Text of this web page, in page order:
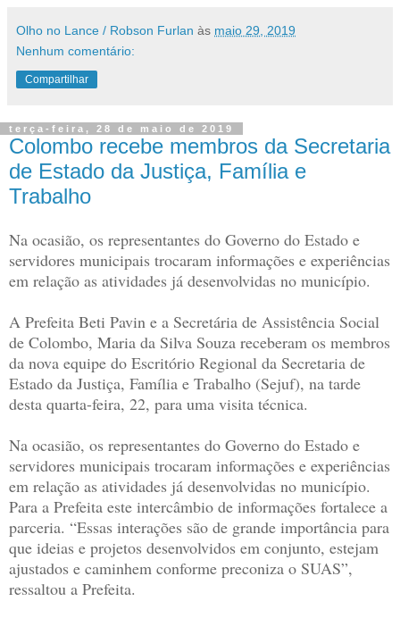
Olho no Lance / Robson Furlan às maio 29, 2019
Nenhum comentário:
Compartilhar
terça-feira, 28 de maio de 2019
Colombo recebe membros da Secretaria
de Estado da Justiça, Família e
Trabalho
Na ocasião, os representantes do Governo do Estado e
servidores municipais trocaram informações e experiências
em relação as atividades já desenvolvidas no município.
A Prefeita Beti Pavin e a Secretária de Assistência Social
de Colombo, Maria da Silva Souza receberam os membros
da nova equipe do Escritório Regional da Secretaria de
Estado da Justiça, Família e Trabalho (Sejuf), na tarde
desta quarta-feira, 22, para uma visita técnica.
Na ocasião, os representantes do Governo do Estado e
servidores municipais trocaram informações e experiências
em relação as atividades já desenvolvidas no município.
Para a Prefeita este intercâmbio de informações fortalece a
parceria. “Essas interações são de grande importância para
que ideias e projetos desenvolvidos em conjunto, estejam
ajustados e caminhem conforme preconiza o SUAS”,
ressaltou a Prefeita.